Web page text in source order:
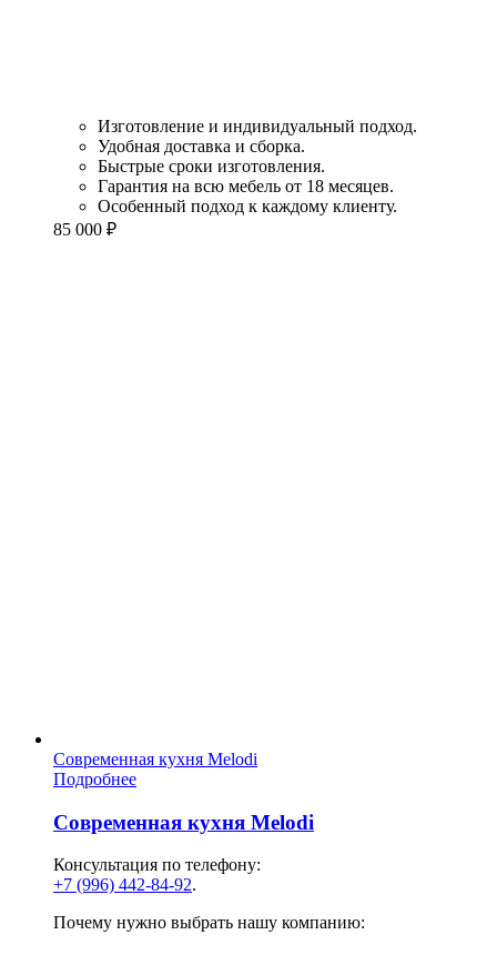
Изготовление и индивидуальный подход.
Удобная доставка и сборка.
Быстрые сроки изготовления.
Гарантия на всю мебель от 18 месяцев.
Особенный подход к каждому клиенту.
85 000 ₽
Современная кухня Melodi
Подробнее
Современная кухня Melodi
Консультация по телефону:
+7 (996) 442-84-92.
Почему нужно выбрать нашу компанию: